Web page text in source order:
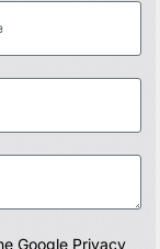
Google Privacy